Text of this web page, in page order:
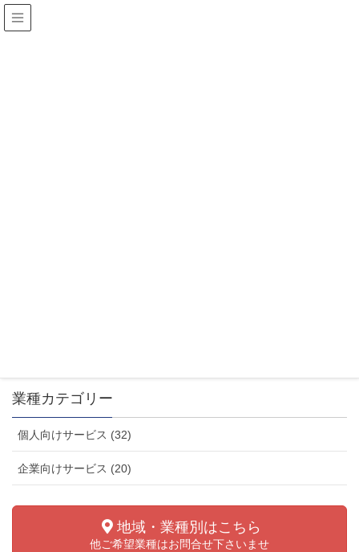
業種カテゴリー
個人向けサービス (32)
企業向けサービス (20)
地域・業種別はこちら
他ご希望業種はお問合せ下さいませ